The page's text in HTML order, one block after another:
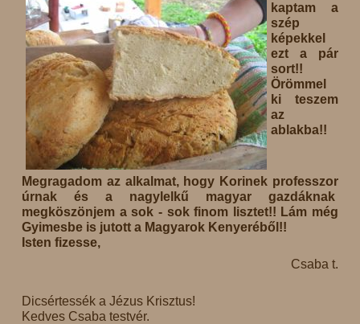
kaptam a
szép
képekkel
ezt a pár
sort!!
Örömmel
ki teszem
az
ablakba!!
Megragadom az alkalmat, hogy Korinek professzor
úrnak és a nagylelkű magyar gazdáknak
megköszönjem a sok - sok finom lisztet!! Lám még
Gyimesbe is jutott a Magyarok Kenyeréből!!
Isten fizesse,
Csaba t.
Dicsértessék a Jézus Krisztus!
Kedves Csaba testvér.